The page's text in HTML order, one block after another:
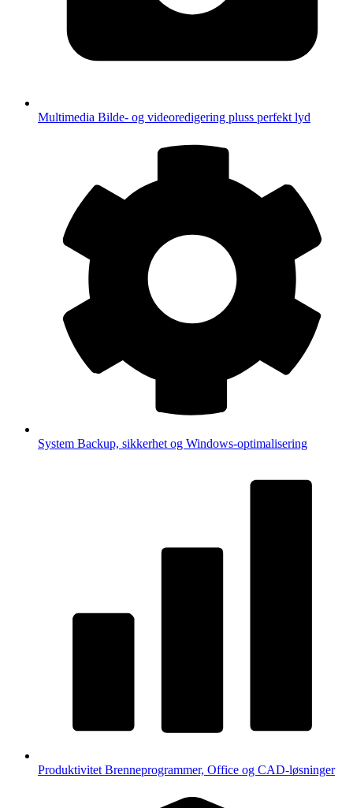
Multimedia Bilde- og videoredigering pluss perfekt lyd
System Backup, sikkerhet og Windows-optimalisering
Produktivitet Brenneprogrammer, Office og CAD-løsninger